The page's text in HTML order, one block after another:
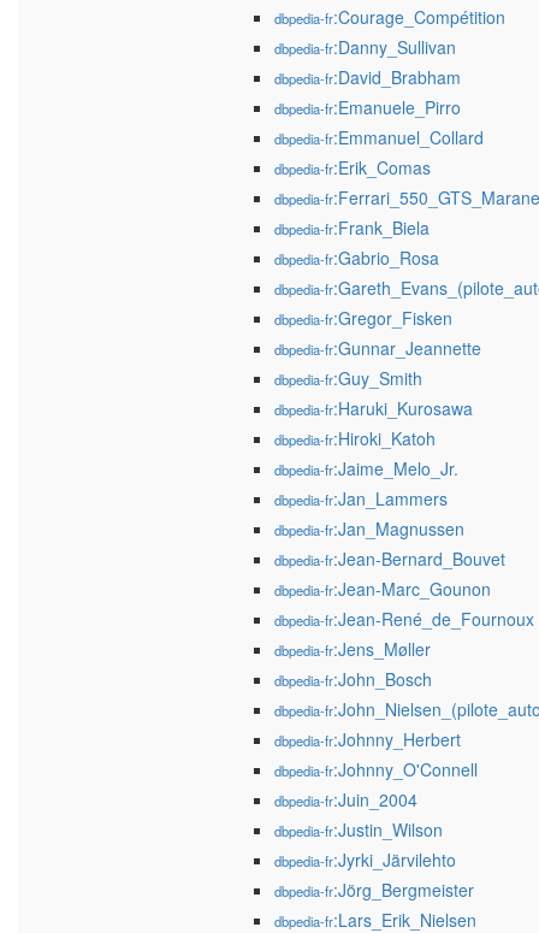
dbpedia-fr:Courage_Compétition
dbpedia-fr:Danny_Sullivan
dbpedia-fr:David_Brabham
dbpedia-fr:Emanuele_Pirro
dbpedia-fr:Emmanuel_Collard
dbpedia-fr:Erik_Comas
dbpedia-fr
dbpedia-fr:Frank_Biela
dbpedia-fr:Gabrio_Rosa
dbpedia-fr
dbpedia-fr:Gregor_Fisken
dbpedia-fr:Gunnar_Jeannette
dbpedia-fr:Guy_Smith
dbpedia-fr:Haruki_Kurosawa
dbpedia-fr:Hiroki_Katoh
dbpedia-fr:Jaime_Melo_Jr.
dbpedia-fr:Jan_Lammers
dbpedia-fr:Jan_Magnussen
dbpedia-fr:Jean-Bernard_Bouvet
dbpedia-fr:Jean-Marc_Gounon
dbpedia-fr:Jean-René_de_Fournoux
dbpedia-fr:Jens_Møller
dbpedia-fr:John_Bosch
dbpedia-fr
dbpedia-fr:Johnny_Herbert
dbpedia-fr:Johnny_O'Connell
dbpedia-fr:Juin_2004
dbpedia-fr:Justin_Wilson
dbpedia-fr:Jyrki_Järvilehto
dbpedia-fr:Jörg_Bergmeister
dbpedia-fr:Lars_Erik_Nielsen